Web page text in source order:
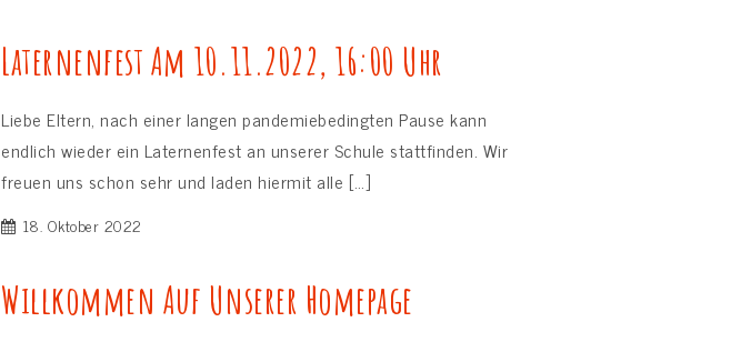
Laternenfest Am 10.11.2022, 16:00 Uhr
Liebe Eltern, nach einer langen pandemiebedingten Pause kann
endlich wieder ein Laternenfest an unserer Schule stattfinden. Wir
freuen uns schon sehr und laden hiermit alle […]
18. Oktober 2022
Willkommen Auf Unserer Homepage